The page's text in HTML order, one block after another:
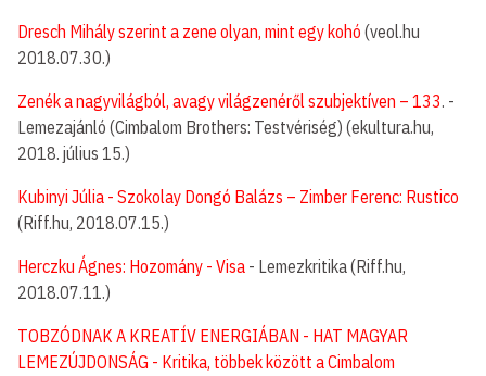
Dresch Mihály szerint a zene olyan, mint egy kohó (veol.hu
2018.07.30.)
Zenék a nagyvilágból, avagy világzenéről szubjektíven – 133. -
Lemezajánló (Cimbalom Brothers: Testvériség) (ekultura.hu,
2018. július 15.)
Kubinyi Júlia - Szokolay Dongó Balázs – Zimber Ferenc: Rustico
(Riff.hu, 2018.07.15.)
Herczku Ágnes: Hozomány - Visa - Lemezkritika (Riff.hu,
2018.07.11.)
TOBZÓDNAK A KREATÍV ENERGIÁBAN - HAT MAGYAR
LEMEZÚJDONSÁG - Kritika, többek között a Cimbalom